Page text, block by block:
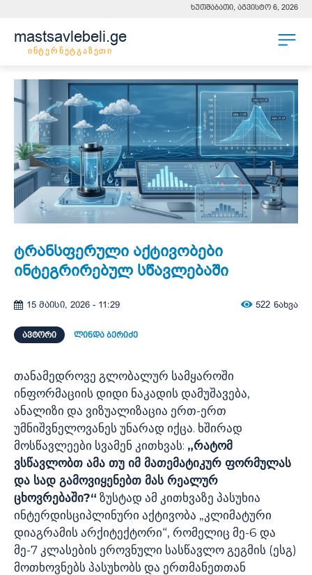
ხუთშაბათი, აგვისტო 6, 2026
mastsavlebeli.ge
ინტერნეტგაზეთი
ტრანსფერული აქტივობები
ინტეგრირებულ სწავლებაში
15 მაისი, 2026 - 11:29 522 ნახვა
ᲐᲕᲢᲝᲠᲘ ლინდა ბერიძე
თანამედროვე გლობალურ სამყაროში
ინფორმაციის დიდი ნაკადის დამუშავება,
ანალიზი და ვიზუალიზაცია ერთ-ერთ
უმნიშვნელოვანეს უნარად იქცა. ხშირად
მოსწავლეები სვამენ კითხვას: „რატომ
ვსწავლობთ ამა თუ იმ მათემატიკურ ფორმულას
და სად გამოვიყენებთ მას რეალურ
ცხოვრებაში?“ ზუსტად ამ კითხვაზე პასუხია
ინტერდისციპლინური აქტივობა „კლიმატური
დიაგრამის არქიტექტორი“, რომელიც მე-6 და
მე-7 კლასების ეროვნული სასწავლო გეგმის (ესგ)
მოთხოვნებს პასუხობს და ერთმანეთთან